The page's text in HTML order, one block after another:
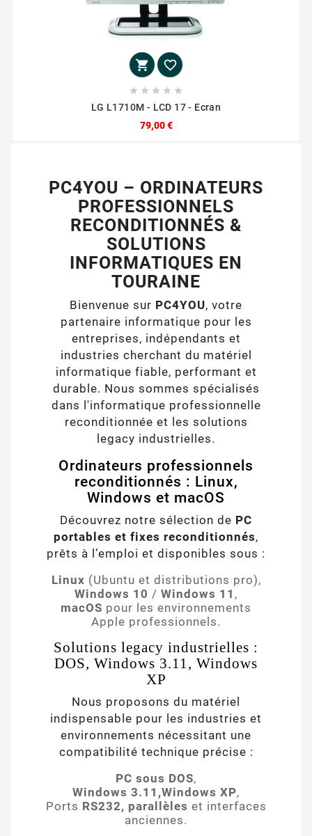
 
    
LG L1710M - LCD 17 - Ecran
79,00 €
PC4YOU – ORDINATEURS
PROFESSIONNELS
RECONDITIONNÉS &
SOLUTIONS
INFORMATIQUES EN
TOURAINE
Bienvenue sur PC4YOU, votre
partenaire informatique pour les
entreprises, indépendants et
industries cherchant du matériel
informatique fiable, performant et
durable. Nous sommes spécialisés
dans l'informatique professionnelle
reconditionnée et les solutions
legacy industrielles.
Ordinateurs professionnels
reconditionnés : Linux,
Windows et macOS
Découvrez notre sélection de PC
portables et fixes reconditionnés,
prêts à l’emploi et disponibles sous :
Linux (Ubuntu et distributions pro),
Windows 10 / Windows 11 ,
macOS pour les environnements
Apple professionnels.
Solutions legacy industrielles :
DOS, Windows 3.11, Windows
XP
Nous proposons du matériel
indispensable pour les industries et
environnements nécessitant une
compatibilité technique précise :
PC sous DOS,
Windows 3.11,Windows XP,
Ports RS232, parallèles et interfaces
anciennes.